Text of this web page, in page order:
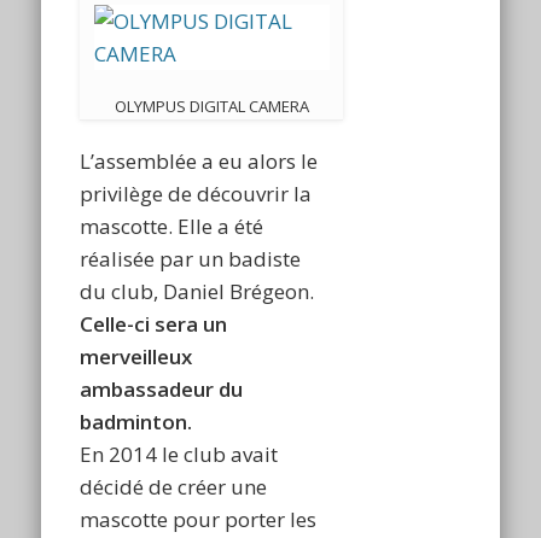
OLYMPUS DIGITAL CAMERA
L’assemblée a eu alors le
privilège de découvrir la
mascotte. Elle a été
réalisée par un badiste
du club, Daniel Brégeon.
Celle-ci sera un
merveilleux
ambassadeur du
badminton.
En 2014 le club avait
décidé de créer une
mascotte pour porter les